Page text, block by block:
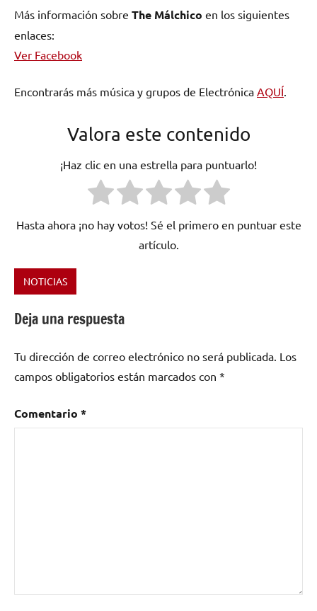
Más información sobre The Málchico en los siguientes
enlaces:
Ver Facebook
Encontrarás más música y grupos de Electrónica AQUÍ
Valora este contenido
¡Haz clic en una estrella para puntuarlo!
Hasta ahora ¡no hay votos! Sé el primero en puntuar este
artículo.
Etiquetado
electronica
Málchico
NOTICIAS
Deja una respuesta
Tu dirección de correo electrónico no será publicada. Los
campos obligatorios están marcados con *
Comentario *